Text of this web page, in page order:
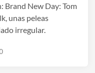
Brand New Day: Tom
unas peleas
irregular.